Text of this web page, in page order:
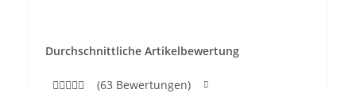
Durchschnittliche Artikelbewertung
(63 Bewertungen)